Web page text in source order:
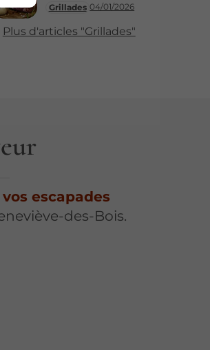
Grillades 04/01/2026
Plus d'articles "Grillades"
vos escapades
des-Bois.